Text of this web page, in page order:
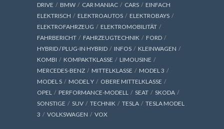
DRIVE
BMW CAR MANIAC CARS
EINFACH
ELEKTRISCH
ELEKTROAUTOS
ELEKTROBAYS
ELEKTROFAHRZEUG
ELEKTROMOBILITÄT
FAHRBERICHT
FAHRZEUGTECHNIK
FORD
HYBRID / PLUG-IN HYBRID
INFOS
KLEINWAGEN
KOMBI
KOMPAKTKLASSE
LIMOUSINE
MERCEDES-BENZ
MITTELKLASSE
MODEL 3
MODEL S
MODEL Y
OBERE MITTELKLASSE
OPEL
PERFORMANCE-MODELL SEAT
SKODA
SONSTIGE
SUV TECHNIK TESLA
TESLA MODEL
3
VOLKSWAGEN VOX